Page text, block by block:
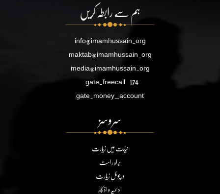
ہم سے رابطہ کریں
info@imamhussain.org
maktab@imamhussain.org
media@imamhussain.org
gate.freecall 174
gate.money_account
سروسز
نیابت میں زیارت
براہ راست
ورچوئل زیارت
ادعیہ و اذکار